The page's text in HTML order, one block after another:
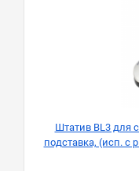
Штатив BL3 для
подставка, (исп. с